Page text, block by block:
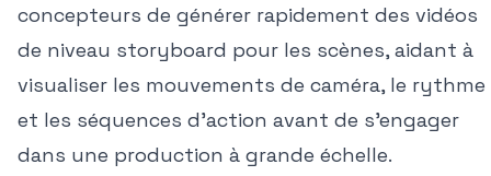
concepteurs de générer rapidement des vidéos
de niveau storyboard pour les scènes, aidant à
visualiser les mouvements de caméra, le rythme
et les séquences d'action avant de s'engager
dans une production à grande échelle.